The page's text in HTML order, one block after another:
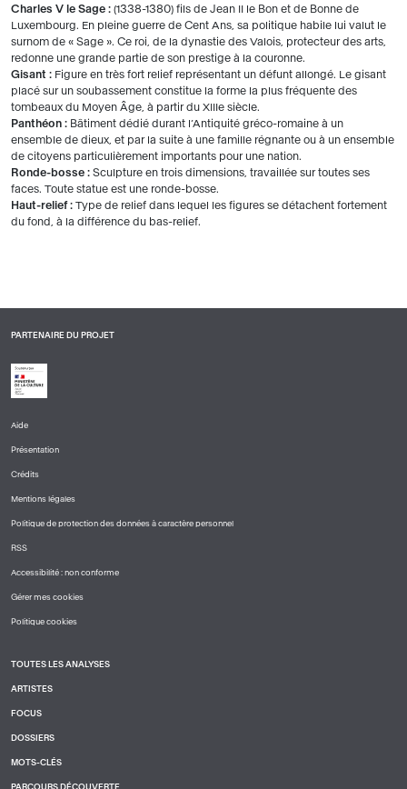
Charles V le Sage : (1338-1380) fils de Jean II le Bon et de Bonne de
Luxembourg. En pleine guerre de Cent Ans, sa politique habile lui valut le
surnom de « Sage ». Ce roi, de la dynastie des Valois, protecteur des arts,
redonne une grande partie de son prestige à la couronne.
Gisant : Figure en très fort relief représentant un défunt allongé. Le gisant
placé sur un soubassement constitue la forme la plus fréquente des
tombeaux du Moyen Âge, à partir du XIIIe siècle.
Panthéon : Bâtiment dédié durant l’Antiquité gréco-romaine à un
ensemble de dieux, et par la suite à une famille régnante ou à un ensemble
de citoyens particulièrement importants pour une nation.
Ronde-bosse : Sculpture en trois dimensions, travaillée sur toutes ses
faces. Toute statue est une ronde-bosse.
Haut-relief : Type de relief dans lequel les figures se détachent fortement
du fond, à la différence du bas-relief.
PARTENAIRE DU PROJET
DE
PAGE
1
Aide
Présentation
Crédits
Mentions légales
Politique de protection des données à caractère personnel
RSS
Accessibilité : non conforme
Gérer mes cookies
Politique cookies
DE
PAGE
2
TOUTES LES ANALYSES
ARTISTES
FOCUS
DOSSIERS
MOTS-CLÉS
PARCOURS DÉCOUVERTE